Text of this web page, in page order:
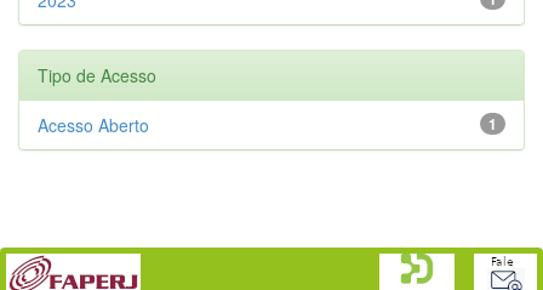
Tipo de Acesso
1
Acesso Aberto